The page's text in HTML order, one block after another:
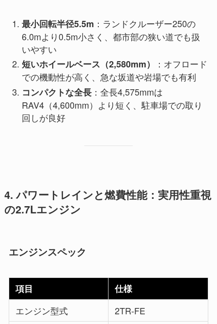
最小回転半径5.5m ：ランドクルーザー250の
6.0mより0.5m小さく、都市部の狭い道でも扱
いやすい
短いホイールベース（2,580mm）
：オフロード
での機動性が高く、急な坂道や岩場でも有利
コンパクトな全長：全長4,575mmは
RAV4（4,600mm）より短く、駐車場での取り
回しが良好
4. パワートレインと燃費性能：実用性重視
の2.7Lエンジン
エンジンスペック
項目
仕様
エンジン型式
2TR-FE